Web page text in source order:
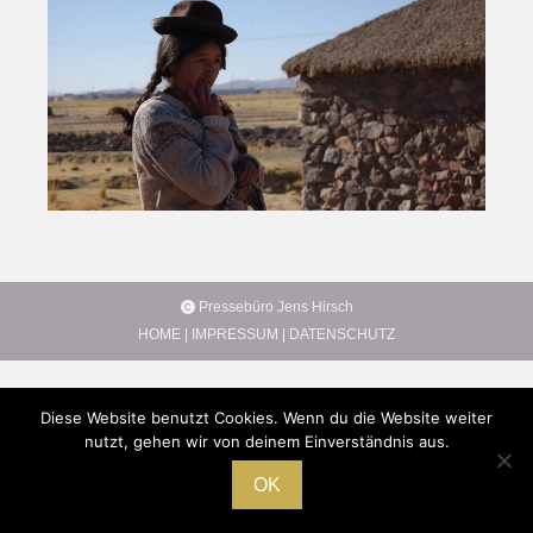
Pressebüro Jens Hirsch
HOME | IMPRESSUM | DATENSCHUTZ
Diese Website benutzt Cookies. Wenn du die Website weiter
nutzt, gehen wir von deinem Einverständnis aus.
OK